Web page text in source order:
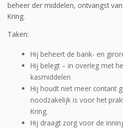
beheer der middelen, ontvangst
Kring.
Taken:
Hij beheert de bank- en
Hij belegt – in overleg met
kasmiddelen
Hij houdt niet meer contant
noodzakelijk is voor het
Kring.
Hij draagt zorg voor de